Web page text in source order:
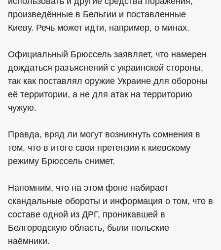
произведённые в Бельгии и поставленные
Киеву. Речь может идти, например, о минах.
Официальный Брюссель заявляет, что намерен
дождаться разъяснений с украинской стороны,
так как поставлял оружие Украине для обороны
её территории, а не для атак на территорию
чужую.
Правда, вряд ли могут возникнуть сомнения в
том, что в итоге свои претензии к киевскому
режиму Брюссель снимет.
Напомним, что на этом фоне набирает
скандальные обороты и информация о том, что в
составе одной из ДРГ, проникавшей в
Белгородскую область, были польские
наёмники.